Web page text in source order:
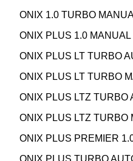
ONIX 1.0 TURBO
ONIX PLUS 1.0
ONIX PLUS LT TURBO
ONIX PLUS LT TURBO
ONIX PLUS LTZ TURBO
ONIX PLUS LTZ TURBO
ONIX PLUS PREMIER
ONIX PLUS TURBO